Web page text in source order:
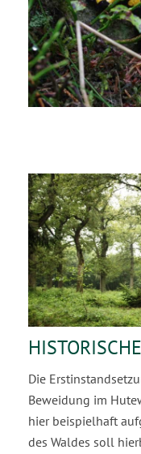
Die
Beweidung im
hier beispielhaft
des Waldes soll